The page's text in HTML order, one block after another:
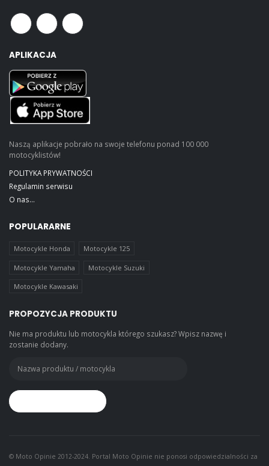
APLIKACJA
Naszą aplikacje pobrało na swoje telefonu ponad 100 000
motocyklistów!
POLITYKA PRYWATNOŚCI
Regulamin serwisu
O nas...
POPULARARNE
Motocykle Honda Motocykle 125
Motocykle Yamaha Motocykle Suzuki
Motocykle Kawasaki
PROPOZYCJA PRODUKTU
Nie ma produktu lub motocykla którego szukasz? Wpisz nazwę i
zostanie dodany.
© Moto Opinie 2012-2024. Portal Moto Opinie nie ponosi odpowiedzialności za